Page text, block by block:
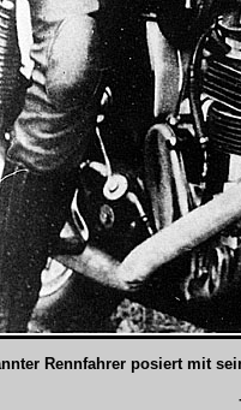
Rennfahrer posiert mit